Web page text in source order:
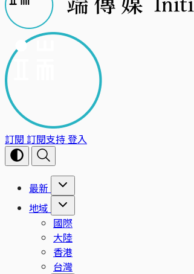
訂閱 訂閱支持登入
最新
地域
國際
大陸
香港
台灣